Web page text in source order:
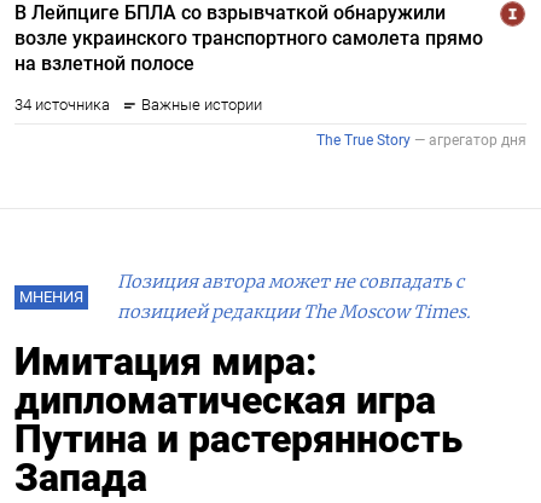
МНЕНИЯ
Позиция автора может не совпадать с
позицией редакции The Moscow Times.
Имитация мира:
дипломатическая игра
Путина и растерянность
Запада